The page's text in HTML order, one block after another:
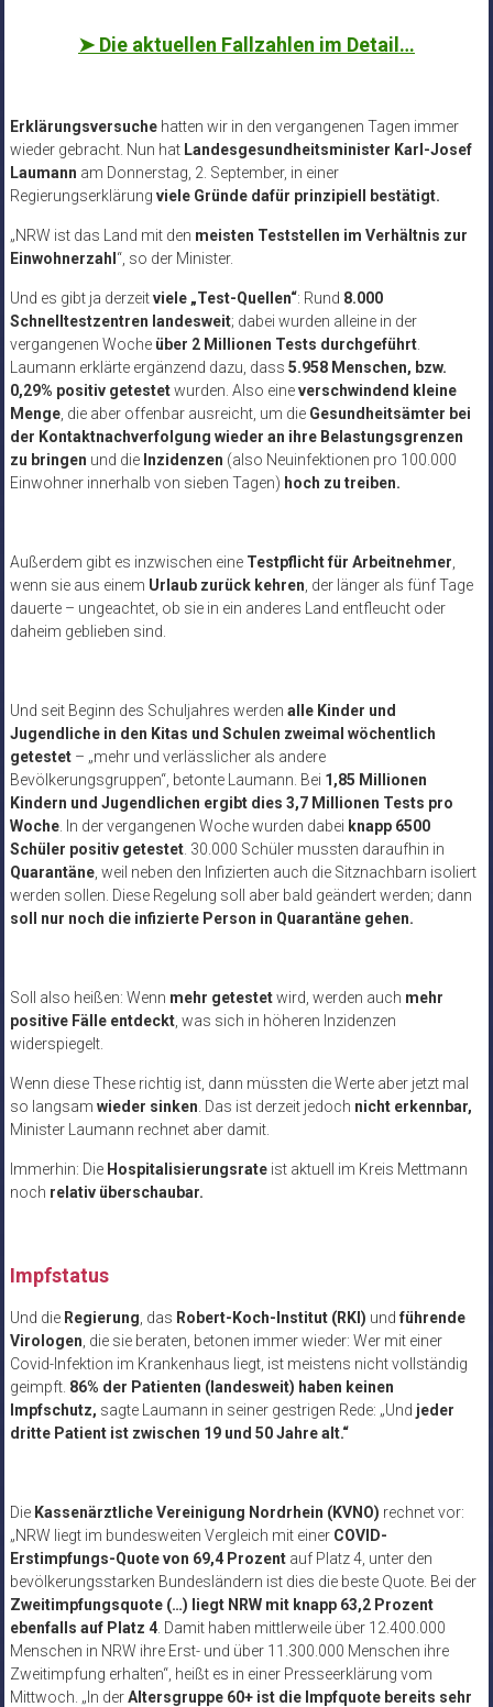
➤ Die aktuellen Fallzahlen im Detail…
Erklärungsversuchehatten wir in den vergangenen Tagen immer
wieder gebracht. Nun hat Landesgesundheitsminister Karl-Josef
Laumann am Donnerstag, 2. September, in einer
Regierungserklärung viele Gründe dafür prinzipiell bestätigt.
„NRW ist das Land mit den meisten Teststellen im Verhältnis zur
Einwohnerzahl “, so der Minister.
Und es gibt ja derzeitviele „Test-Quellen“: Rund 8.000
Schnelltestzentren landesweit; dabei wurden alleine in der
vergangenen Woche über 2 Millionen Tests durchgeführt.
Laumann erklärte ergänzend dazu, dass 5.958 Menschen, bzw.
0,29% positiv getestetwurden. Also eineverschwindend kleine
Menge, die aber offenbar ausreicht, um die Gesundheitsämter bei
der Kontaktnachverfolgung wieder an ihre Belastungsgrenzen
zu bringen und die Inzidenzen (also Neuinfektionen pro 100.000
Einwohner innerhalb von sieben Tagen) hoch zu treiben.
Außerdem gibt es inzwischen eine Testpflicht für Arbeitnehmer,
wenn sie aus einem Urlaub zurück kehren, der länger als fünf Tage
dauerte – ungeachtet, ob sie in ein anderes Land entfleucht oder
daheim geblieben sind.
Und seit Beginn des Schuljahres werden alle Kinder und
Jugendliche in den Kitas und Schulen zweimal wöchentlich
getestet– „mehr und verlässlicher als andere
Bevölkerungsgruppen“, betonte Laumann. Bei 1,85 Millionen
Kindern und Jugendlichen ergibt dies 3,7 Millionen Tests pro
Woche. In der vergangenen Woche wurden dabei knapp 6500
Schüler positiv getestet. 30.000 Schüler mussten daraufhin in
Quarantäne, weil neben den Infizierten auch die Sitznachbarn isoliert
werden sollen. Diese Regelung soll aber bald geändert werden; dann
soll nur noch die infizierte Person in Quarantäne gehen.
Soll also heißen: Wenn mehr getestetwird, werden auch mehr
positive Fälle entdeckt, was sich in höheren Inzidenzen
widerspiegelt.
Wenn diese These richtig ist, dann müssten die Werte aber jetzt mal
so langsam wieder sinken. Das ist derzeit jedoch nicht erkennbar,
Minister Laumann rechnet aber damit.
Immerhin: Die Hospitalisierungsrateist aktuell im Kreis Mettmann
noch relativ überschaubar.
Impfstatus
Und die Regierung, das Robert-Koch-Institut (RKI) und führende
Virologen, die sie beraten, betonen immer wieder: Wer mit einer
Covid-Infektion im Krankenhaus liegt, ist meistens nicht vollständig
geimpft. 86% der Patienten (landesweit) haben keinen
Impfschutz, sagte Laumann in seiner gestrigen Rede: „Und jeder
dritte Patient ist zwischen 19 und 50 Jahre alt.“
Die Kassenärztliche Vereinigung Nordrhein (KVNO) rechnet vor:
„NRW liegt im bundesweiten Vergleich mit einer COVID-
Erstimpfungs-Quote von 69,4 Prozentauf Platz 4, unter den
bevölkerungsstarken Bundesländern ist dies die beste Quote. Bei der
Zweitimpfungsquote (…) liegt NRW mit knapp 63,2 Prozent
ebenfalls auf Platz 4. Damit haben mittlerweile über 12.400.000
Menschen in NRW ihre Erst- und über 11.300.000 Menschen ihre
Zweitimpfung erhalten“, heißt es in einer Presseerklärung vom
Mittwoch. „In derAltersgruppe 60+ ist die Impfquote bereits sehr